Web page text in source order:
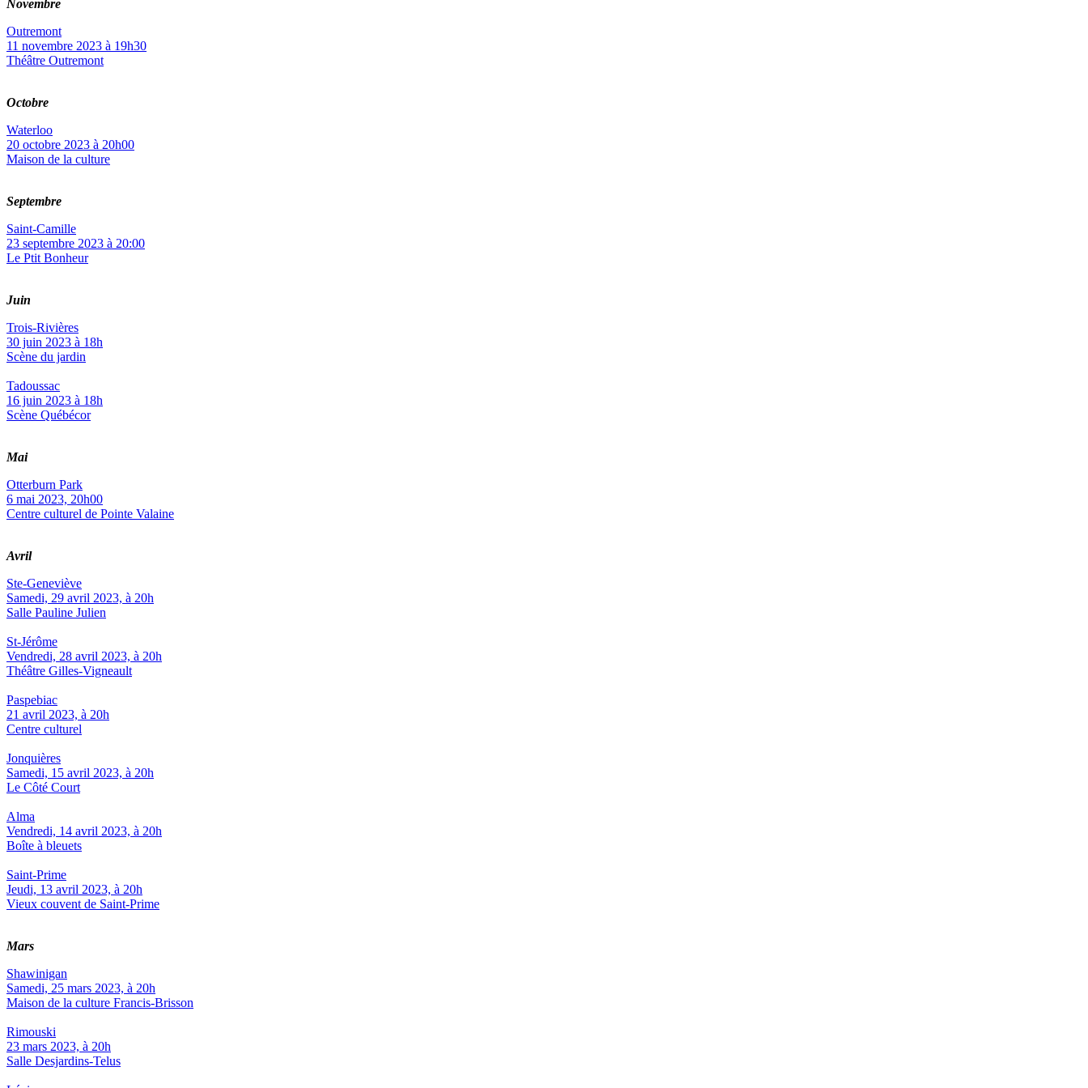
Novembre
Outremont
11 novembre 2023 à 19h30
Théâtre Outremont
Octobre
Waterloo
20 octobre 2023 à 20h00
Maison de la culture
Septembre
Saint-Camille
23 septembre 2023 à 20:00
Le Ptit Bonheur
Juin
Trois-Rivières
30 juin 2023 à 18h
Scène du jardin
Tadoussac
16 juin 2023 à 18h
Scène Québécor
Mai
Otterburn Park
6 mai 2023, 20h00
Centre culturel de Pointe Valaine
Avril
Ste-Geneviève
Samedi, 29 avril 2023, à 20h
Salle Pauline Julien
St-Jérôme
Vendredi, 28 avril 2023, à 20h
Théâtre Gilles-Vigneault
Paspebiac
21 avril 2023, à 20h
Centre culturel
Jonquières
Samedi, 15 avril 2023, à 20h
Le Côté Court
Alma
Vendredi, 14 avril 2023, à 20h
Boîte à bleuets
Saint-Prime
Jeudi, 13 avril 2023, à 20h
Vieux couvent de Saint-Prime
Mars
Shawinigan
Samedi, 25 mars 2023, à 20h
Maison de la culture Francis-Brisson
Rimouski
23 mars 2023, à 20h
Salle Desjardins-Telus